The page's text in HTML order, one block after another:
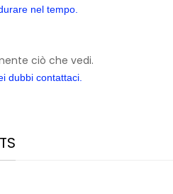
nel tempo.
ciò che vedi.
dubbi contattaci.